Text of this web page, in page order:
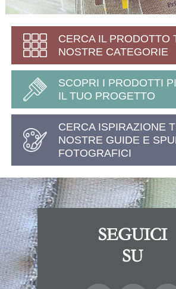
CERCA IL PRODOTTO
NOSTRE CATEGORIE
SCOPRI I PRODOTTI
IL TUO PROGETTO
CERCA ISPIRAZIONE
NOSTRE GUIDE E
FOTOGRAFICI